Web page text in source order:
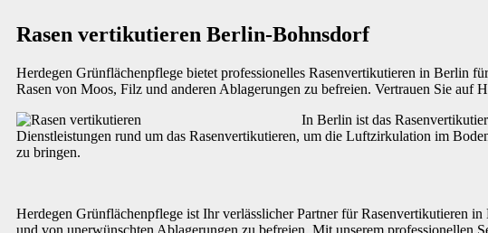
Rasen vertikutieren Berlin-Bohnsdorf
Herdegen Grünflächenpflege bietet professionelles Rasenvertikutieren in Berlin
Rasen von Moos, Filz und anderen Ablagerungen zu befreien. Vertrauen Sie
In Berlin ist das
Dienstleistungen rund um das Rasenvertikutieren, um die Luftzirkulation im
zu bringen.
Herdegen Grünflächenpflege ist Ihr verlässlicher Partner für Rasenvertikutieren
und von unerwünschten Ablagerungen zu befreien. Mit unserem professionellen